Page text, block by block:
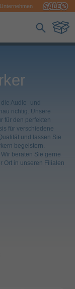
Unternehmen
Audio- und
richtig. Unsere
für den perfekten
für verschiedene
und lassen Sie
begeistern.
beraten Sie gerne
Ort in unseren Filialen